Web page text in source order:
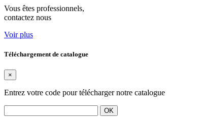
Vous êtes professionnels,
contactez nous
Voir plus
Téléchargement de catalogue
×
Entrez votre code pour télécharger notre catalogue
OK